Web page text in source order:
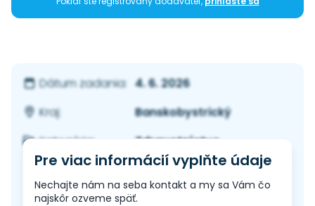
Dátum zadania: 4. 6. 2026
Kraj:
Banskobystrický
Kategória:
Zdravotníctvo
Pre viac informácií vyplňte údaje
Nechajte nám na seba kontakt a my sa Vám čo
najskôr ozveme späť.